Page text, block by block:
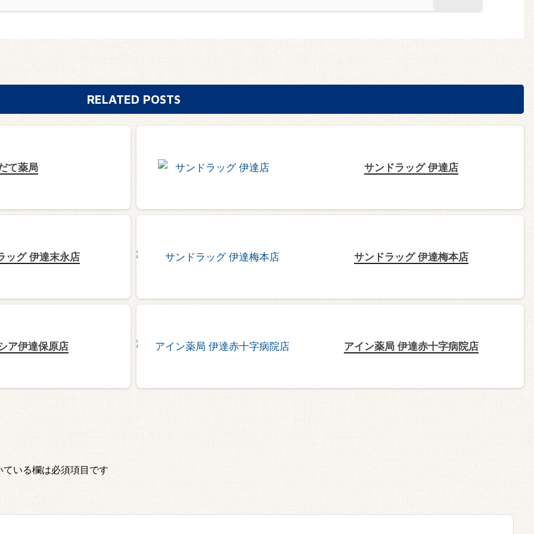
RELATED POSTS
て薬局 サンドラッグ 伊達店
ッグ 伊達末永店 サンドラッグ 伊達梅本店
ア伊達保原店 アイン薬局 伊達赤十字病院店
いる欄は必須項目です